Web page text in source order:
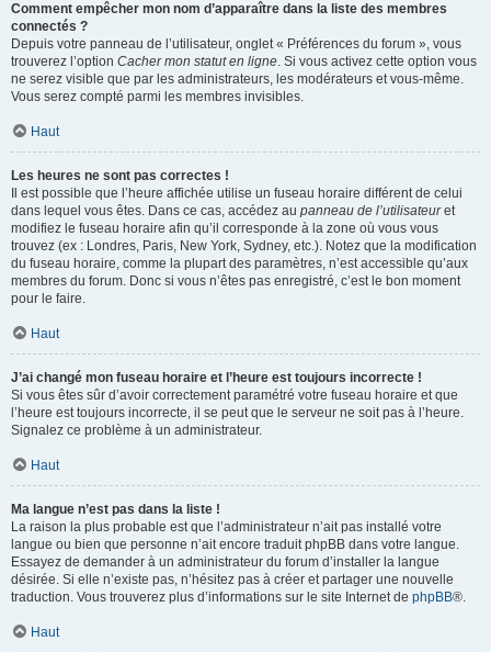
Comment empêcher mon nom d’apparaître dans la liste des membres
connectés ?
Depuis votre panneau de l’utilisateur, onglet « Préférences du forum », vous
trouverez l’option Cacher mon statut en ligne. Si vous activez cette option vous
ne serez visible que par les administrateurs, les modérateurs et vous-même.
Vous serez compté parmi les membres invisibles.
Haut
Les heures ne sont pas correctes !
Il est possible que l’heure affichée utilise un fuseau horaire différent de celui
dans lequel vous êtes. Dans ce cas, accédez au panneau de l’utilisateuret
modifiez le fuseau horaire afin qu’il corresponde à la zone où vous vous
trouvez (ex : Londres, Paris, New York, Sydney, etc.). Notez que la modification
du fuseau horaire, comme la plupart des paramètres, n’est accessible qu’aux
membres du forum. Donc si vous n’êtes pas enregistré, c’est le bon moment
pour le faire.
Haut
J’ai changé mon fuseau horaire et l’heure est toujours incorrecte !
Si vous êtes sûr d’avoir correctement paramétré votre fuseau horaire et que
l’heure est toujours incorrecte, il se peut que le serveur ne soit pas à l’heure.
Signalez ce problème à un administrateur.
Haut
Ma langue n’est pas dans la liste !
La raison la plus probable est que l’administrateur n’ait pas installé votre
langue ou bien que personne n’ait encore traduit phpBB dans votre langue.
Essayez de demander à un administrateur du forum d’installer la langue
désirée. Si elle n’existe pas, n’hésitez pas à créer et partager une nouvelle
traduction. Vous trouverez plus d’informations sur le site Internet de phpBB®.
Haut